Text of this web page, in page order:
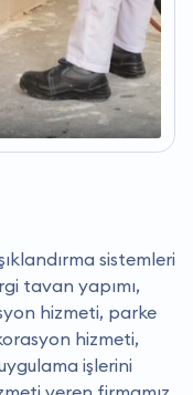
sistemleri
tavan yapımı,
hizmeti, parke
hizmeti,
işlerini